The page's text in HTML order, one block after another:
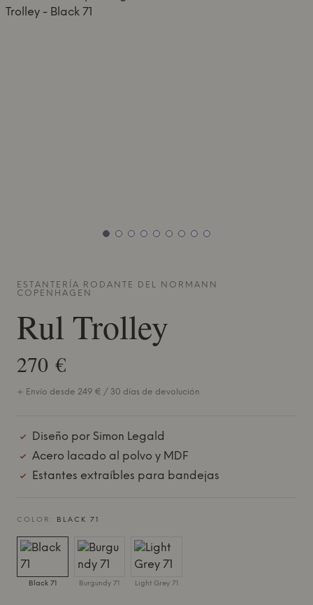
ESTANTERÍA RODANTE DEL
NORMANN
COPENHAGEN
Rul Trolley
270 €
+ Envío desde 249 € / 30 días de devolución
Diseño por Simon Legald
Acero lacado al polvo y MDF
Estantes extraíbles para bandejas
COLOR: BLACK 71
Black 71 Burgundy 71 Light Grey 71